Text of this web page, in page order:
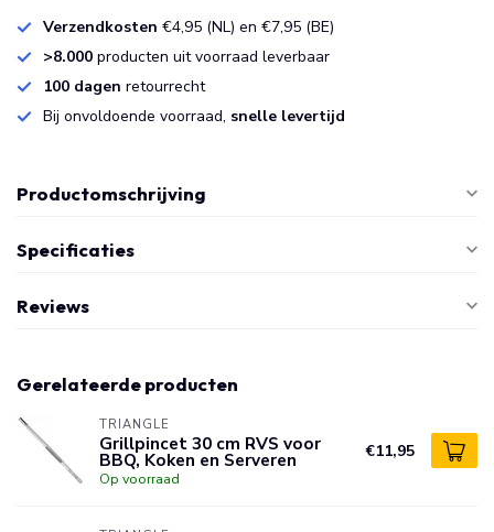
Verzendkosten €4,95 (NL) en €7,95 (BE)
>8.000 producten uit voorraad leverbaar
100 dagen retourrecht
Bij onvoldoende voorraad, snelle levertijd
Productomschrijving
Specificaties
Reviews
Gerelateerde producten
TRIANGLE
Grillpincet 30 cm RVS voor
BBQ, Koken en Serveren
Op voorraad
€11,95